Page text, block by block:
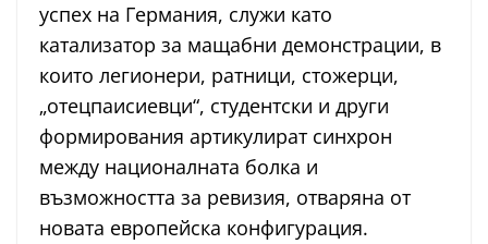
успех на Германия, служи като
катализатор за мащабни демонстрации, в
които легионери, ратници, стожерци,
„отецпаисиевци“, студентски и други
формирования артикулират синхрон
между националната болка и
възможността за ревизия, отваряна от
новата европейска конфигурация.